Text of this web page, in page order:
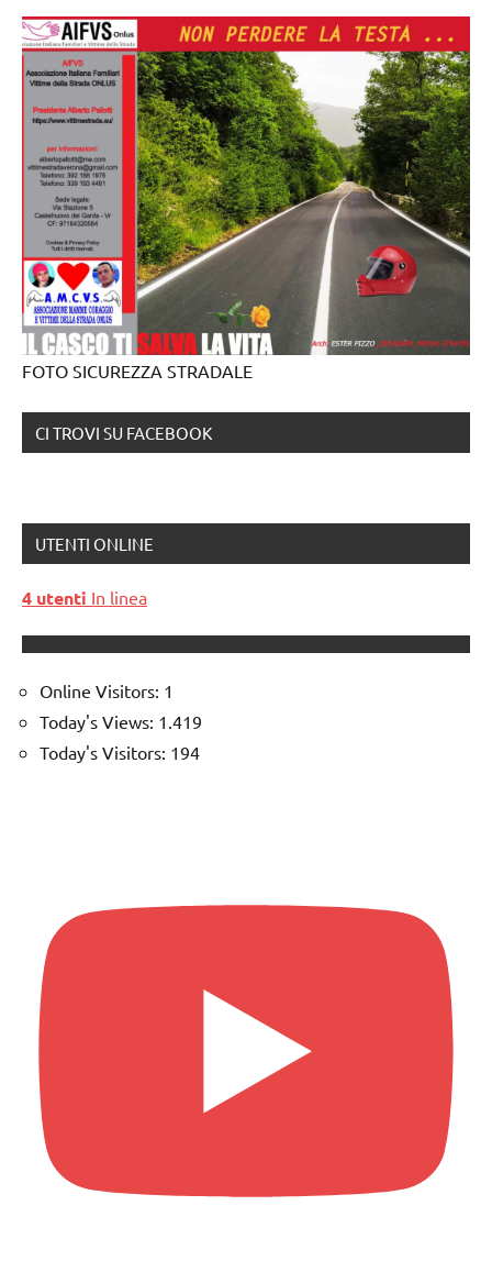
FOTO SICUREZZA STRADALE
CI TROVI SU FACEBOOK
UTENTI ONLINE
4 utenti In linea
Online Visitors: 1
Today's Views: 1.419
Today's Visitors: 194